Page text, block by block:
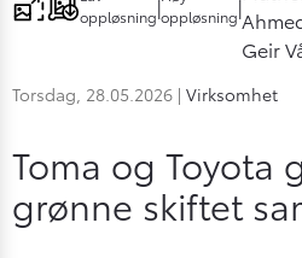
oppløsning oppløsning
Geir
Torsdag, 28.05.2026 | Virksomhet
Toma og Toyota
grønne skiftet